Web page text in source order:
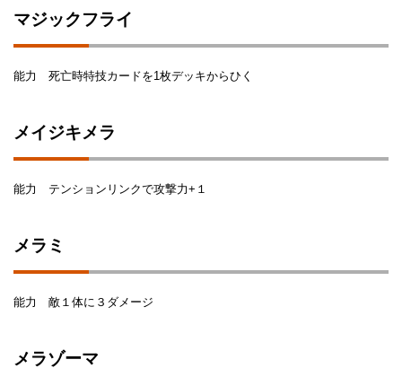
マジックフライ
能力 死亡時特技カードを1枚デッキからひく
メイジキメラ
能力 テンションリンクで攻撃力+１
メラミ
能力 敵１体に３ダメージ
メラゾーマ